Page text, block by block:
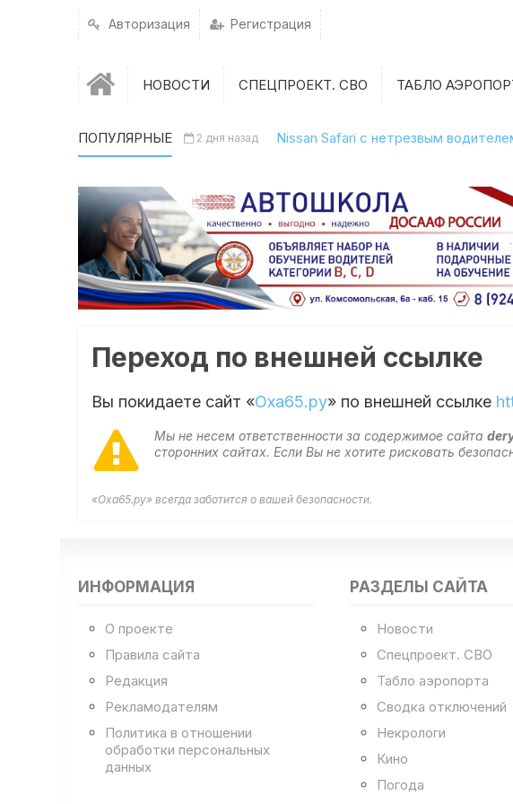
Авторизация Регистрация
НОВОСТИ СПЕЦПРОЕКТ. СВО ТАБЛО
ПОПУЛЯРНЫЕ 2 дня назад Nissan Safari с нетрезвым
Переход по внешней ссылке
Вы покидаете сайт «Оха65.ру» по внешней ссылке
Мы не несем ответственности за содержимое сайта
сторонних сайтах. Если Вы не хотите рисковать
«Оха65.ру» всегда заботится о вашей безопасности.
ИНФОРМАЦИЯ
О проекте
Правила сайта
Редакция
Рекламодателям
Политика в отношении
обработки персональных
данных
РАЗДЕЛЫ САЙТА
Новости
Спецпроект. СВО
Табло аэропорта
Сводка отключений
Некрологи
Кино
Погода